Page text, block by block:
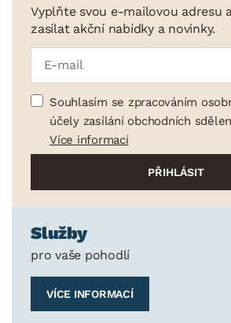
Vyplňte svou e-mailovou adresu
zasílat akční nabídky a novinky.
Souhlasím se zpracováním
účely zasílání obchodních
Více informací
Služby
pro vaše pohodlí
VÍCE INFORMACÍ